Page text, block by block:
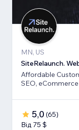
MN, US
SiteRelaunch.
Affordable
SEO,
5,0 (65)
Від 75 $